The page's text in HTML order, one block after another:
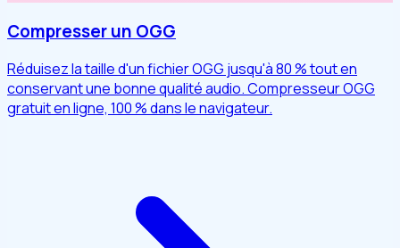
Compresser un OGG
Réduisez la taille d'un fichier OGG jusqu'à 80 % tout en
conservant une bonne qualité audio. Compresseur OGG
gratuit en ligne, 100 % dans le navigateur.